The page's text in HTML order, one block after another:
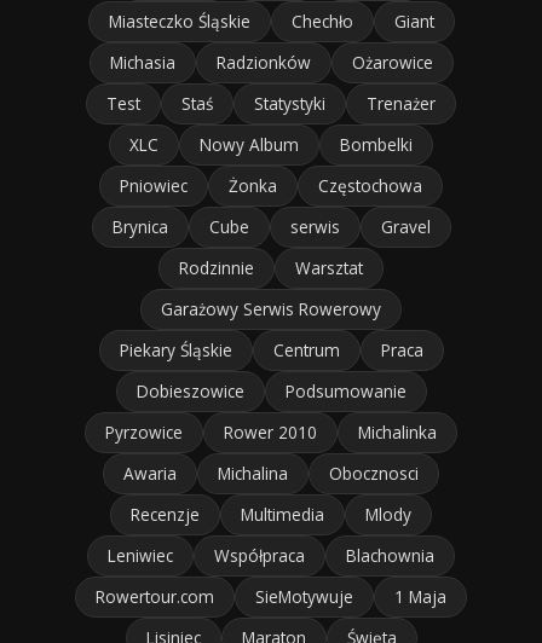
Miasteczko Śląskie Chechło
Giant
Michasia
Radzionków
Ożarowice
Test
Staś Statystyki
Trenażer
XLC
Nowy Album
Bombelki
Pniowiec
Żonka
Częstochowa
Brynica
Cube serwis
Gravel
Rodzinnie
Warsztat
Garażowy Serwis Rowerowy
Piekary Śląskie
Centrum
Praca
Dobieszowice
Podsumowanie
Pyrzowice
Rower 2010
Michalinka
Awaria
Michalina
Obocznosci
Recenzje
Multimedia
Mlody
Leniwiec
Współpraca
Blachownia
Rowertour.com
SieMotywuje
1 Maja
Lisiniec
Maraton
Święta